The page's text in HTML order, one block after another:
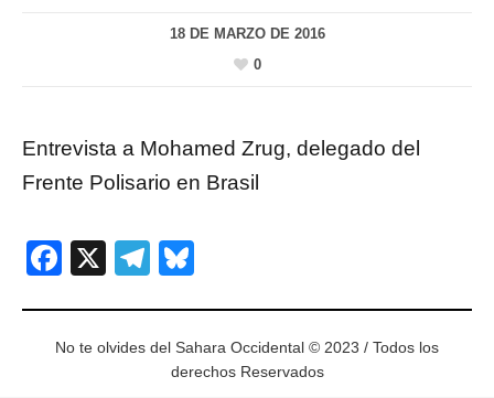
18 DE MARZO DE 2016
0
Entrevista a Mohamed Zrug, delegado del
Frente Polisario en Brasil
Facebook
X Telegram
No te olvides del Sahara Occidental © 2023 / Todos los
derechos Reservados